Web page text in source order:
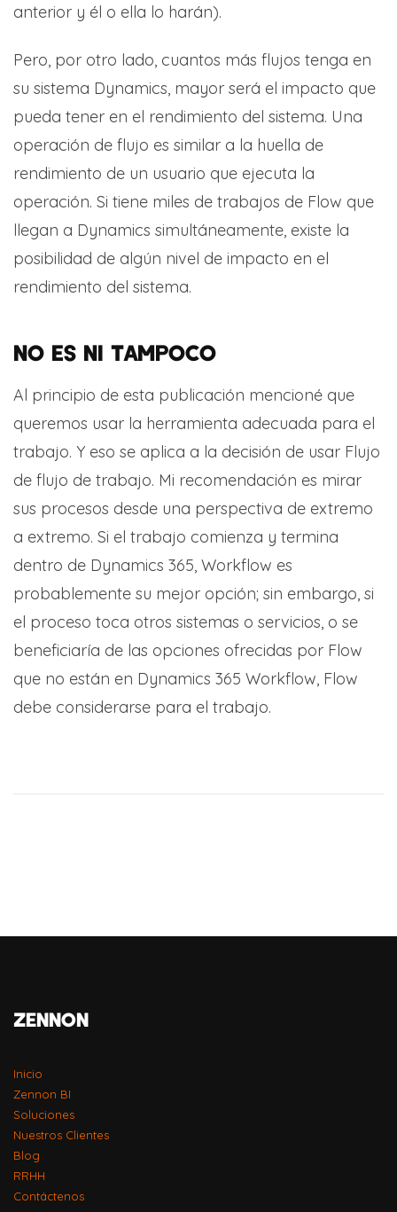
anterior y él o ella lo harán).
Pero, por otro lado, cuantos más flujos tenga en
su sistema Dynamics, mayor será el impacto que
pueda tener en el rendimiento del sistema. Una
operación de flujo es similar a la huella de
rendimiento de un usuario que ejecuta la
operación. Si tiene miles de trabajos de Flow que
llegan a Dynamics simultáneamente, existe la
posibilidad de algún nivel de impacto en el
rendimiento del sistema.
NO ES NI TAMPOCO
Al principio de esta publicación mencioné que
queremos usar la herramienta adecuada para el
trabajo. Y eso se aplica a la decisión de usar Flujo
de flujo de trabajo. Mi recomendación es mirar
sus procesos desde una perspectiva de extremo
a extremo. Si el trabajo comienza y termina
dentro de Dynamics 365, Workflow es
probablemente su mejor opción; sin embargo, si
el proceso toca otros sistemas o servicios, o se
beneficiaría de las opciones ofrecidas por Flow
que no están en Dynamics 365 Workflow, Flow
debe considerarse para el trabajo.
ZENNON
Inicio
Zennon BI
Soluciones
Nuestros Clientes
Blog
RRHH
Contáctenos